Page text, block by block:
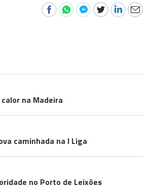
na Madeira
caminhada na I Liga
no Porto de Leixões